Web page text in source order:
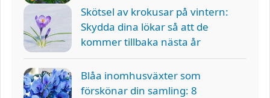
Skötsel av krokusar på vintern:
Skydda dina lökar så att de
kommer tillbaka nästa år
Blåa inomhusväxter som
förskönar din samling: 8